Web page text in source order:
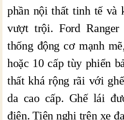
phần nội thất tinh tế và
vượt trội. Ford
thống động cơ mạnh
hoặc 10 cấp tùy phiển
thất khá rộng rãi với
da cao cấp. Ghế lái
điện. Tiện nghi trên xe